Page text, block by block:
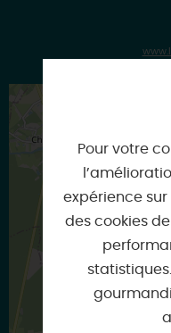
Pour votre
expérience sur
des cookies